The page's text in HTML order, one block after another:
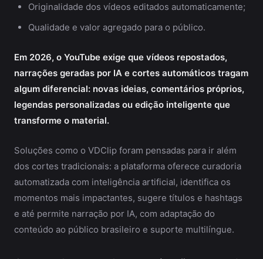
Originalidade dos vídeos editados automaticamente;
Qualidade e valor agregado para o público.
Em 2026, o YouTube exige que vídeos repostados,
narrações geradas por IA e cortes automáticos tragam
algum diferencial: novas ideias, comentários próprios,
legendas personalizadas ou edição inteligente que
transforme o material.
Soluções como o VDClip foram pensadas para ir além
dos cortes tradicionais: a plataforma oferece curadoria
automatizada com inteligência artificial, identifica os
momentos mais impactantes, sugere títulos e hashtags
e até permite narração por IA, com adaptação do
conteúdo ao público brasileiro e suporte multilíngue.